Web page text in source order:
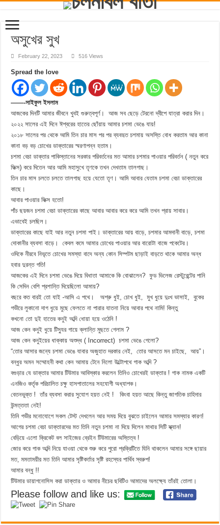
অসুখের সুখ
February 22, 2023 516 Views
Spread the love
——-সাইফুল ইসলাম
আজকের দিনটি আমার জীবনে খুবই গুরুত্বপূর্ণ। আজ সব ছেড়ে টেরনো দ্বীপে যাত্রা করার দিন।
২০২২ সালের এই দিনে ঈশ্বরের হাতের ছোঁয়ায় আমার চশমা ভেঙে যায়!
২০১৮ সালের পর থেকে আমি তিন চার মাস পর পর ব্যবহৃত চশমায় অসস্তি বোধ করতাম আর কানা
কানা বড় বড় চোখের ডাক্তারের স্মরণাপন্ন হতাম।
চশমা বেচা ডাক্তার পাকিস্তানের সরকার পরিবর্তনের মত আমার চশমার পাওয়ার পরিবর্তন ( নতুন করে
ফিক্স) করে দিতেন আর আমি মহাসুখে তৃণকে তখন দেখতাম তালগাছ।
তিন চার মাস চলতে চলতে তালগাছ হয়ে যেতো তৃণ। আমি আবার যেতাম চশমা বেচা ডাক্তারের
কাছে।
আবার পাওয়ার ফিক্স হতো!
পাঁচ ছয়জন চশমা বেচা ডাক্তারের কাছে আবার আবার করে করে আমি তখন প্রায় সাবার।
এভাবেই চলছিল।
ডাক্তারের কাছে যাই আর নতুন চশমা পাই। ডাক্তারের আয় বাড়ে, চশমার আমদানী বাড়ে, চশমা
দোকানীর ব্যবসা বাড়ে। কেবল কমে আমার চোখের পাওয়ার আর বারোটা বাজে পকেটের।
ওদিকে নীরবে নিভৃতে চোখের সমস্যা বাদে অন্য কোন সিম্পটম ছাড়াই বাড়তে থাকে আমার অন্ধ
হবার দুরন্ত গতি!
আজকের এই দিনে চশমা ভেঙে দিয়ে বিধাতা আমাকে কি বোঝালেন? ফুড ভিলেজ রেস্টুরেন্টের পানি
কি সেদিন বেশি প্রশান্তি দিয়েছিলো আমায়?
বছরে কত বারই তো যাই -আসি এ পথে। অশ্রু ধুই, চোখ ধুই, মুখ ধুয়ে দুঃখ ভাসাই, বুকের
গভীরে লুকানো দাগ ধুয়ে মুছে ফেলতে না পারার যাতনা নিয়ে আবার পথে নামি! কিন্তু
কখনো তো দুই হাতের কনুই অব্দি ধোয়া হয়ে ওঠেনি !
আজ কেন কনুই ধুয়ে টিস্যুর গায়ে ক্লান্তি মুছতে গেলাম ?
আজ কেন কনুইয়ের ধাক্কায় অশুদ্ধ ( Incorrect) চশমা ভেঙে গেলো?
“তোর আসার জন্যে চশমা ভেঙে যাবার অজুহাত দরকার নেই, তোর আসতে মন চাইছে, আয়”।
বন্ধুর অমন সম্মোহনী কথা কেন আমায় টেনে নিলো উল্টোপথে গাক অব্দি ?
বগুড়ার যে ডাক্তার আমার টিউমার আবিস্কার করলেন তিনিও চোখেরই ডাক্তার ! গাক নামক একটি
এনজিও কর্তৃক পরিচালিত চক্ষু হাসপাতালের সহযোগী অধ্যাপক।
বেতনভুক্ত ! তাঁর ব্যবসা করার সুযোগ হয়ত নেই ! কিংবা হয়ত আছে কিন্তু জাগতিক চাহিদার
উন্মত্ততা নেই!
তিনি গভীর মনোযোগে সকল টেস্ট দেখলেন আর সময় দিয়ে বুঝতে চাইলেন আমার সমস্যার কারণ!
আগের চশমা বেচা ডাক্তারদের মত তিনি নতুন চশমা না দিয়ে দিলেন মাথার সিটি স্ক্যান!
বেড়িয়ে এলো ক্রিকেট বল সাইজের ব্রেইন টিউমারের অস্তিত্ব !
জোর করে গাক অব্দি নিয়ে যাওয়া থেকে শুরু করে পুরো প্রক্রিটিতে যিনি থাকলেন আমার সঙ্গে ছায়ার
মত, মমতাময়ীর মত তিনি আমার সৃষ্টিকর্তার সৃষ্টি রহস্যের পার্থিব স্বরুপ!
আমার বন্ধু !!
টিউমার ডায়াগনোসিস করা ডাক্তার ও আমার নীচের ছবিটিও আমাদের অলক্ষ্যে তাঁরই তোলা।
Please follow and like us: